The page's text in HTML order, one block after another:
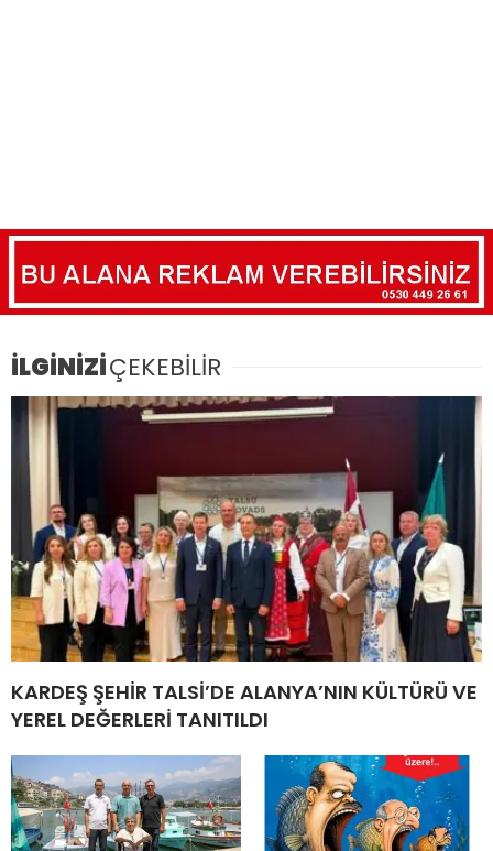
İLGİNİZİÇEKEBİLİR
KARDEŞ ŞEHİR TALSİ’DE ALANYA’NIN KÜLTÜRÜ VE
YEREL DEĞERLERİ TANITILDI